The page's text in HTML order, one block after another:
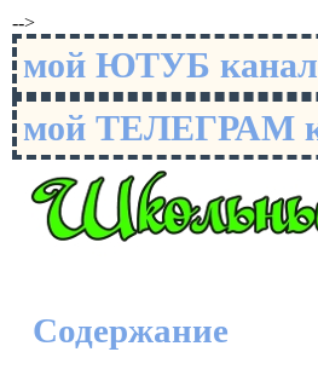
-->
мой ЮТУБ
мой ТЕЛЕГРАМ
Содержание